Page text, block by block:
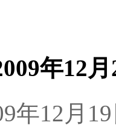
年12
年12月